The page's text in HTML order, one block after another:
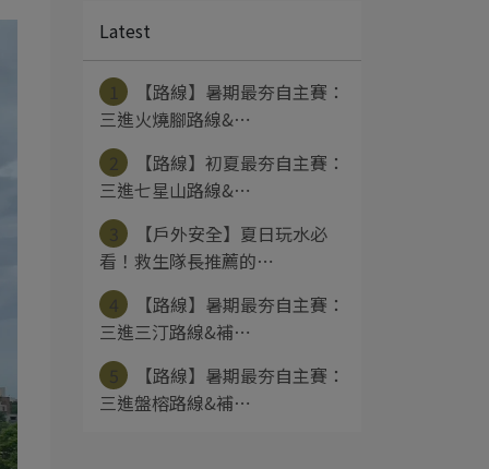
Latest
【路線】暑期最夯自主賽：
三進火燒腳路線&⋯
【路線】初夏最夯自主賽：
三進七星山路線&⋯
【戶外安全】夏日玩水必
看！救生隊長推薦的⋯
【路線】暑期最夯自主賽：
三進三汀路線&補⋯
【路線】暑期最夯自主賽：
三進盤榕路線&補⋯